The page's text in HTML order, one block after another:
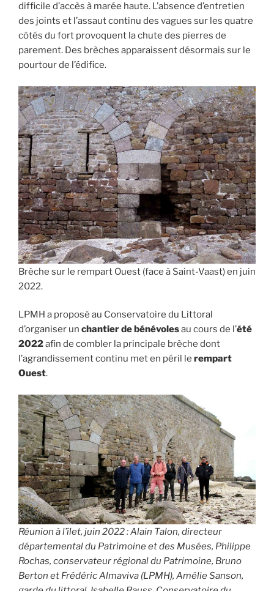
difficile d’accès à marée haute. L’absence d’entretien
des joints et l’assaut continu des vagues sur les quatre
côtés du fort provoquent la chute des pierres de
parement. Des brèches apparaissent désormais sur le
pourtour de l’édifice.
Brèche sur le rempart Ouest (face à Saint-Vaast) en juin
2022.
LPMH a proposé au Conservatoire du Littoral
d’organiser un chantier de bénévolesau cours de l’été
2022afin de combler la principale brèche dont
l’agrandissement continu met en péril le rempart
Ouest.
Réunion à l’îlet, juin 2022 : Alain Talon, directeur
départemental du Patrimoine et des Musées, Philippe
Rochas, conservateur régional du Patrimoine, Bruno
Berton et Frédéric Almaviva (LPMH), Amélie Sanson,